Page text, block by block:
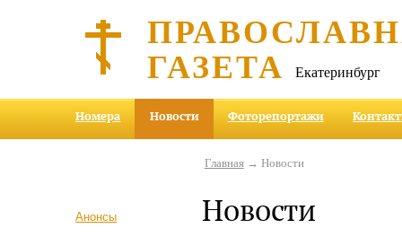
ГАЗЕТА Екатеринбург
Номера Новости Фоторепортажи
Анонсы
Главная→ Новости
Новости